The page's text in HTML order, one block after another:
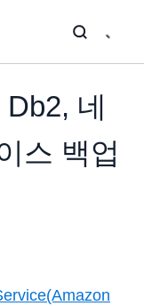
네
스 백업